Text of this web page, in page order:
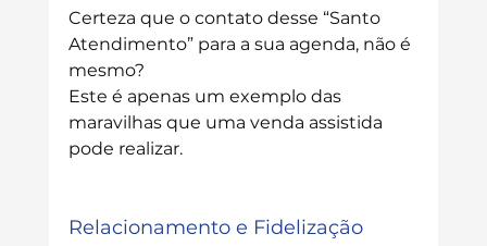
Certeza que o contato desse “Santo
Atendimento” para a sua agenda, não é
mesmo?
Este é apenas um exemplo das
maravilhas que uma venda assistida
pode realizar.
Relacionamento e Fidelização